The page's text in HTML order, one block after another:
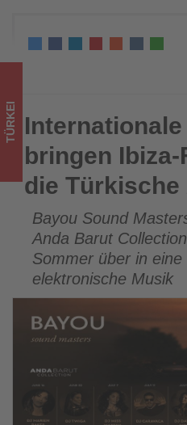
Türkische
-
Wissen,
was
im
Tourismus
los
ist!
Internationale Top-DJs bringen
Ägäis
TÜRKEI Internationale
bringen
die Türkische
Bayou Sound
Anda Barut
Sommer über in
elektronische Musik